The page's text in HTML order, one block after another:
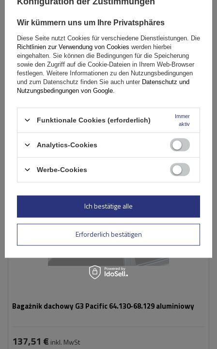
G3 Pacific Aero 64.230-68.129 Aluminium-Dachträger
191,09 €inkl. MwSt
Geringe Menge vorhanden Wir versenden schon am
Warenkorb
AUSVERKAUFT
Bagażnik dachowy G3 Pacific 64.130-68.129 aluminiowy
137,51 € inkl. MwSt
Wir kümmern uns um Ihre Privatsphäres
Diese Seite nutzt Cookies für verschiedene Dienstleistungen. Die
Richtlinien zur Verwendung von Cookies werden hierbei
eingehalten. Sie können die Bedingungen für die Speicherung
sowie den Zugriff auf die Cookie-Dateien in Ihrem Web-Browser
festlegen. Weitere Informationen zu den Nutzungsbedingungen
und zum Datenschutz finden Sie auch unter Datenschutz und
Nutzungsbedingungen von Google
Funktionale Cookies (erforderlich)
Immer
aktiv
Analytics-Cookies
Werbe-Cookies
Erforderlich bestätigen
Ich bestätige alle